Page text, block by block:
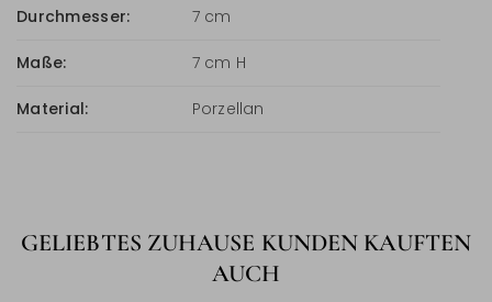
Durchmesser: 7 cm
Maße: 7 cm H
Material: Porzellan
GELIEBTES ZUHAUSE KUNDEN KAUFTEN
AUCH